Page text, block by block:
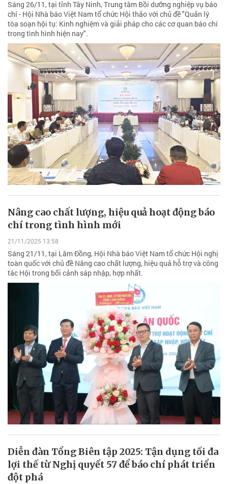
Sáng 26/11, tại tỉnh Tây Ninh, Trung tâm Bồi dưỡng nghiệp vụ báo
chí - Hội Nhà báo Việt Nam tổ chức Hội thảo với chủ đề "Quản lý
tòa soạn hội tụ: Kinh nghiệm và giải pháp cho các cơ quan báo chí
trong tình hình hiện nay".
Nâng cao chất lượng, hiệu quả hoạt động báo
chí trong tình hình mới
21/11/2025 13:58
Sáng 21/11, tại Lâm Đồng, Hội Nhà báo Việt Nam tổ chức Hội nghị
toàn quốc với chủ đề Nâng cao chất lượng, hiệu quả hỗ trợ và công
tác Hội trong bối cảnh sáp nhập, hợp nhất.
Diễn đàn Tổng Biên tập 2025: Tận dụng tối đa
lợi thế từ Nghị quyết 57 để báo chí phát triển
đột phá